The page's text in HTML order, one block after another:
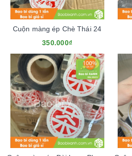
Cuộn màng ép Chè Thái 24
350.000₫